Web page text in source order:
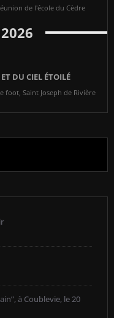
de l'école du Cèdre
2026
DU CIEL ÉTOILÉ
foot, Saint Joseph de Rivière
à Coublevie, le 20